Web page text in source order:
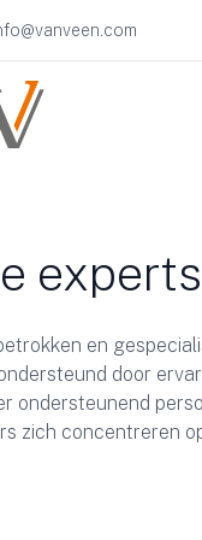
experts
en
door
ondersteunend
zich concentreren